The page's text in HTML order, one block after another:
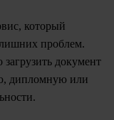
который
лишних проблем.
документ
дипломную или